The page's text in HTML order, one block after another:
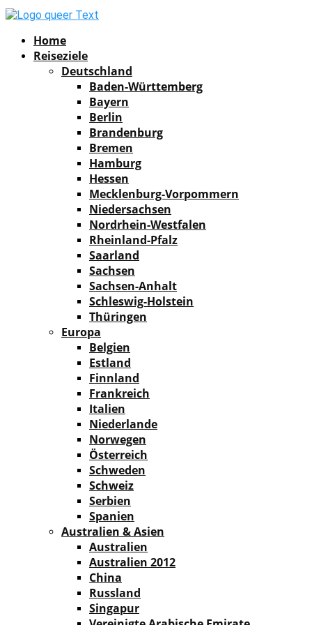
Home
Reiseziele
Deutschland
Baden-Württemberg
Bayern
Berlin
Brandenburg
Bremen
Hamburg
Hessen
Mecklenburg-Vorpommern
Niedersachsen
Nordrhein-Westfalen
Rheinland-Pfalz
Saarland
Sachsen
Sachsen-Anhalt
Schleswig-Holstein
Thüringen
Europa
Belgien
Estland
Finnland
Frankreich
Italien
Niederlande
Norwegen
Österreich
Schweden
Schweiz
Serbien
Spanien
Australien & Asien
Australien
Australien 2012
China
Russland
Singapur